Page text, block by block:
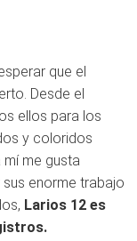
que el
Desde el
ellos para los
y coloridos
me gusta
enorme trabajo
Larios 12 es